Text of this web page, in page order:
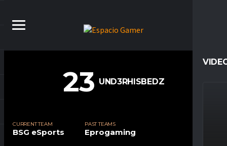
23 UND3RHISBEDZ
CURRENT TEAM
BSG eSports
PAST TEAMS
Eprogaming